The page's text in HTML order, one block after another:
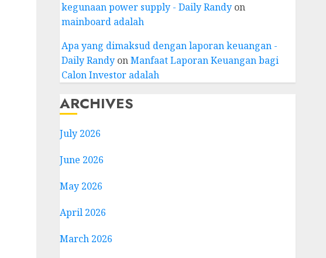
kegunaan power supply - Daily Randyon
mainboard adalah
Apa yang dimaksud dengan laporan keuangan -
Daily RandyonManfaat Laporan Keuangan bagi
Calon Investor adalah
ARCHIVES
July 2026
June 2026
May 2026
April 2026
March 2026